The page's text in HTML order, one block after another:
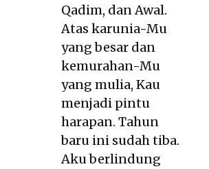
Qadim, dan Awal.
Atas karunia-Mu
yang besar dan
kemurahan-Mu
yang mulia, Kau
menjadi pintu
harapan. Tahun
baru ini sudah tiba.
Aku berlindung